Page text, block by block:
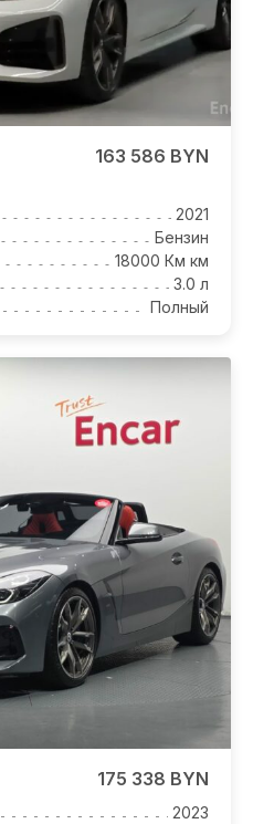
163 586 BYN
2021
Бензин
18000 Км км
3.0 л
Полный
175 338 BYN
2023